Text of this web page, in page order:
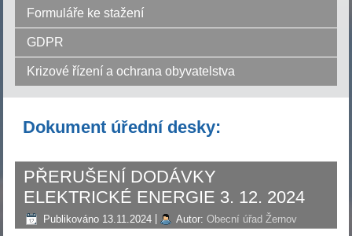
Formuláře ke stažení
GDPR
Krizové řízení a ochrana obyvatelstva
Dokument úřední desky:
PŘERUŠENÍ DODÁVKY
ELEKTRICKÉ ENERGIE 3. 12. 2024
Publikováno 13.11.2024 Autor: Obecní úřad Žernov